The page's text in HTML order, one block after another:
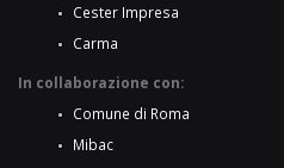
Cester Impresa
Carma
In collaborazione con:
Comune di Roma
Mibac